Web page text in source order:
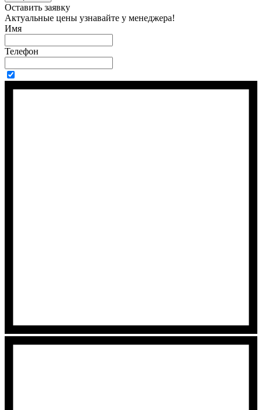
Оставить заявку
Актуальные цены узнавайте у менеджера!
Имя
Телефон